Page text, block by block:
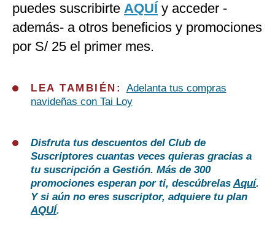
puedes suscribirte AQUÍ y acceder -
además- a otros beneficios y promociones
por S/ 25 el primer mes.
LEA TAMBIÉN: Adelanta tus compras
navideñas con Tai Loy
Disfruta tus descuentos del Club de
Suscriptores cuantas veces quieras gracias a
tu suscripción a Gestión. Más de 300
promociones esperan por ti, descúbrelasAquí.
Y si aún no eres suscriptor, adquiere tu plan
AQUÍ.